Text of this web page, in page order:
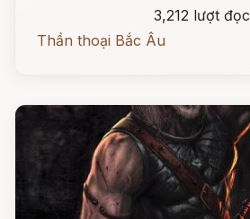
3,212 lượt đọc
Thần thoại Bắc Âu